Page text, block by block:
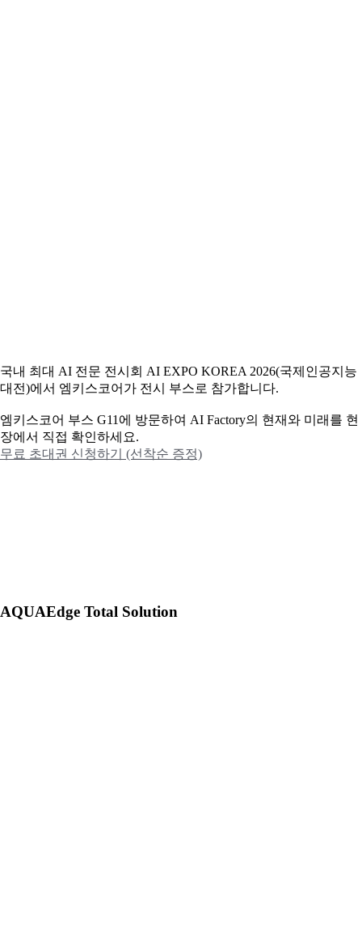
국내 최대 AI 전문 전시회 AI EXPO KOREA 2026(국제인공지능
대전)에서 엠키스코어가 전시 부스로 참가합니다.
엠키스코어 부스 G11에 방문하여 AI Factory의 현재와 미래를 현
장에서 직접 확인하세요.
무료 초대권 신청하기 (선착순 증정)
AQUAEdge Total Solution